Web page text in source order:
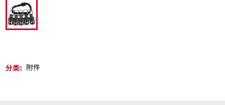
48-32-4537
分类: 附件